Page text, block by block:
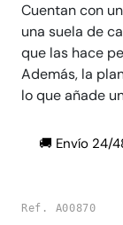
Cuentan con
una suela de
que las hace
Además, la
lo que añade
🚚 Envío 24/
Ref. A00870